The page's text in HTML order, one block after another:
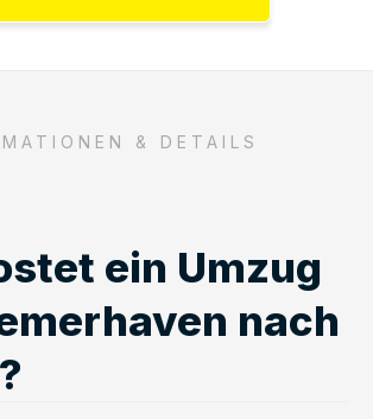
& DETAILS
ein Umzug
nach